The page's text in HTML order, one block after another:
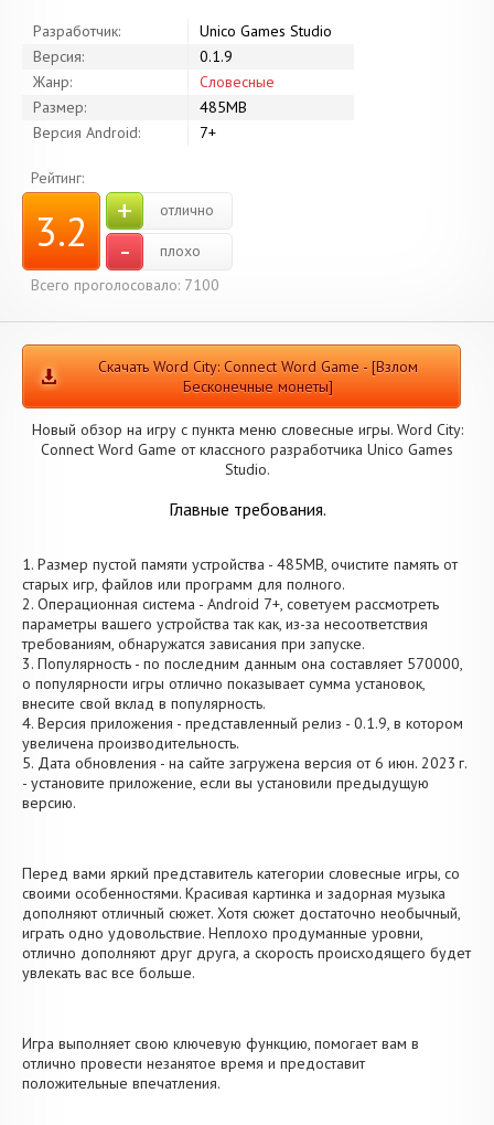
Разработчик:
Unico Games Studio
Версия:
0.1.9
Жанр:
Словесные
Размер:
485MB
Версия Android:
7+
Рейтинг:
3.2 + отлично
-
плохо
Всего проголосовало: 7100
Скачать Word City: Connect Word Game - [Взлом
Бесконечные монеты]
Новый обзор на игру с пункта меню словесные игры. Word City:
Connect Word Game от классного разработчика Unico Games
Studio.
Главные требования.
1. Размер пустой памяти устройства - 485MB, очистите память от
старых игр, файлов или программ для полного.
2. Операционная система - Android 7+, советуем рассмотреть
параметры вашего устройства так как, из-за несоответствия
требованиям, обнаружатся зависания при запуске.
3. Популярность - по последним данным она составляет 570000,
о популярности игры отлично показывает сумма установок,
внесите свой вклад в популярность.
4. Версия приложения - представленный релиз - 0.1.9, в котором
увеличена производительность.
5. Дата обновления - на сайте загружена версия от 6 июн. 2023 г.
- установите приложение, если вы установили предыдущую
версию.
Перед вами яркий представитель категории словесные игры, со
своими особенностями. Красивая картинка и задорная музыка
дополняют отличный сюжет. Хотя сюжет достаточно необычный,
играть одно удовольствие. Неплохо продуманные уровни,
отлично дополняют друг друга, а скорость происходящего будет
увлекать вас все больше.
Игра выполняет свою ключевую функцию, помогает вам в
отлично провести незанятое время и предоставит
положительные впечатления.